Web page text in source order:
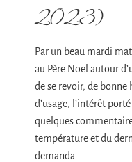
2023)
Par un beau mardi
au Père Noël autour
de se revoir, de
d’usage, l’intérêt
quelques
température et du
demanda :